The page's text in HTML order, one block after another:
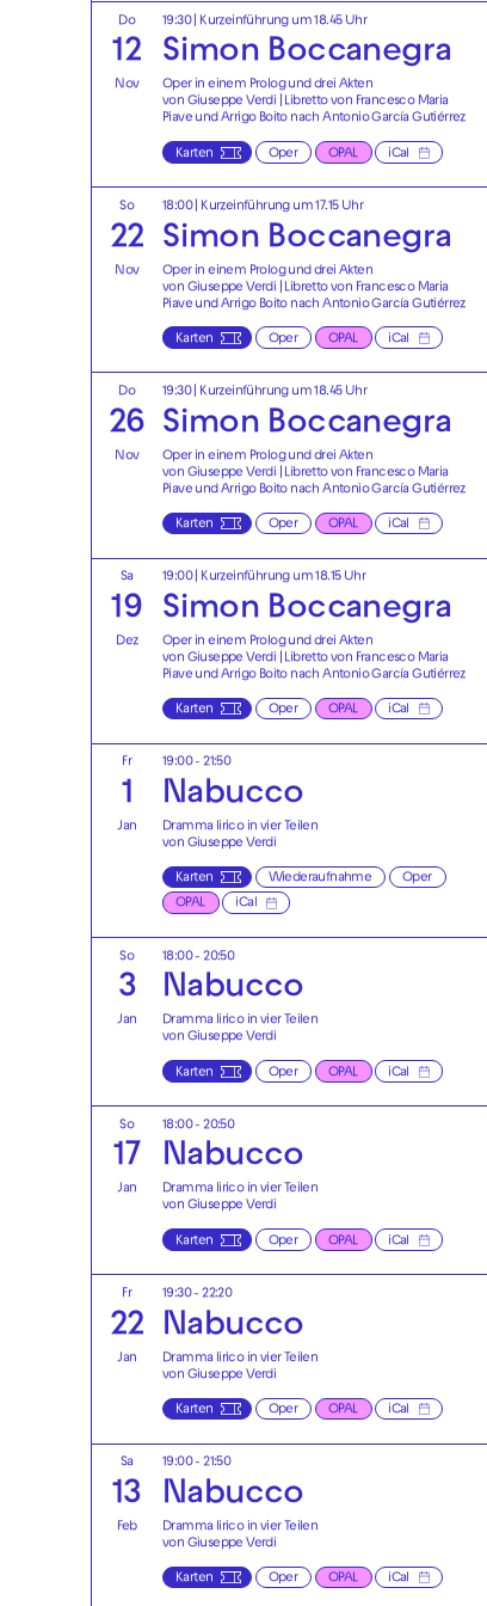
Do
12
Nov
19:30| Kurzeinführung um 18.45 Uhr
Simon Boccanegra
Oper in einem Prolog und drei Akten
von Giuseppe Verdi | Libretto von Francesco Maria
Piave und Arrigo Boito nach Antonio García Gutiérrez
Karten Oper OPAL iCal
So
22
Nov
18:00| Kurzeinführung um 17.15 Uhr
Simon Boccanegra
Oper in einem Prolog und drei Akten
von Giuseppe Verdi | Libretto von Francesco Maria
Piave und Arrigo Boito nach Antonio García Gutiérrez
Karten Oper OPAL iCal
Do
26
Nov
19:30| Kurzeinführung um 18.45 Uhr
Simon Boccanegra
Oper in einem Prolog und drei Akten
von Giuseppe Verdi | Libretto von Francesco Maria
Piave und Arrigo Boito nach Antonio García Gutiérrez
Karten Oper OPAL iCal
Sa
19
Dez
19:00| Kurzeinführung um 18.15 Uhr
Simon Boccanegra
Oper in einem Prolog und drei Akten
von Giuseppe Verdi | Libretto von Francesco Maria
Piave und Arrigo Boito nach Antonio García Gutiérrez
Karten Oper OPAL iCal
Fr
1
Jan
19:00 - 21:50
Nabucco
Dramma lirico in vier Teilen
von Giuseppe Verdi
Karten Wiederaufnahme Oper
OPAL iCal
So
3
Jan
18:00 - 20:50
Nabucco
Dramma lirico in vier Teilen
von Giuseppe Verdi
Karten Oper OPAL iCal
So
17
Jan
18:00 - 20:50
Nabucco
Dramma lirico in vier Teilen
von Giuseppe Verdi
Karten Oper OPAL iCal
Fr
22
Jan
19:30 - 22:20
Nabucco
Dramma lirico in vier Teilen
von Giuseppe Verdi
Karten Oper OPAL iCal
Sa
13
Feb
19:00 - 21:50
Nabucco
Dramma lirico in vier Teilen
von Giuseppe Verdi
Karten Oper OPAL iCal